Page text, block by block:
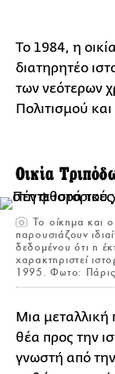
Το 1984, η
διατηρητέο
των νεότερων
Πολιτισμού
Οικία
Το οίκημα και
παρουσιάζουν
δεδομένου ότι η
χαρακτηριστεί
1995. Φωτο:
Μια μεταλλική
θέα προς την
γνωστή από